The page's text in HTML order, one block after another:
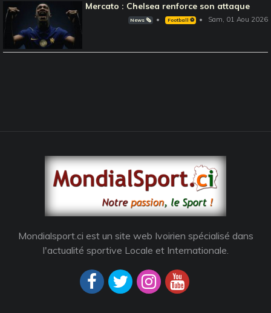
Mercato : Chelsea renforce son attaque
News 🗞️ Football ⚽️ Sam, 01 Aou 2026
Mondialsport.ci est un site web Ivoirien spécialisé dans
l'actualité sportive Locale et Internationale.